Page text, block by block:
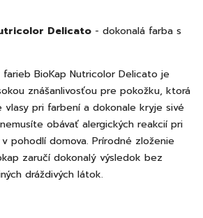
Delicato - dokonalá farba s
BioKap Nutricolor Delicato je
znášanlivosťou pre pokožku, ktorá
vlasy pri farbení a dokonale kryje sivé
obávať alergických reakcií pri
pohodlí domova. Prírodné zloženie
zaručí dokonalý výsledok bez
dráždivých látok.